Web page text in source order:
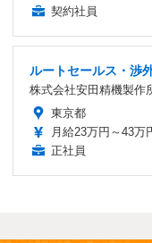
契約社員
ルートセールス・渉
株式会社安田精機製作
東京都
月給23万円～43万
正社員